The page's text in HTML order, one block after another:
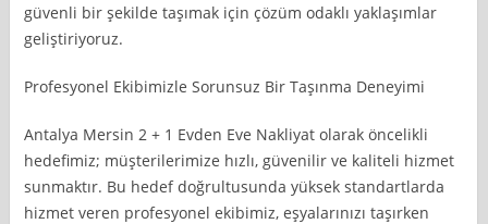
güvenli bir şekilde taşımak için çözüm odaklı yaklaşımlar
geliştiriyoruz.
Profesyonel Ekibimizle Sorunsuz Bir Taşınma Deneyimi
Antalya Mersin 2 + 1 Evden Eve Nakliyat olarak öncelikli
hedefimiz; müşterilerimize hızlı, güvenilir ve kaliteli hizmet
sunmaktır. Bu hedef doğrultusunda yüksek standartlarda
hizmet veren profesyonel ekibimiz, eşyalarınızı taşırken